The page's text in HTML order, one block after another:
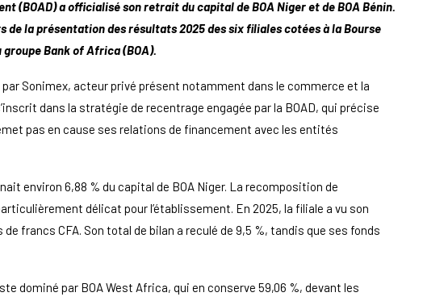
(BOAD) a officialisé son retrait du capital de BOA Niger et de BOA Bénin.
de la présentation des résultats 2025 des six filiales cotées à la Bourse
Bank of Africa (BOA).
Sonimex, acteur privé présent notamment dans le commerce et la
dans la stratégie de recentrage engagée par la BOAD, qui précise
pas en cause ses relations de financement avec les entités
environ 6,88 % du capital de BOA Niger. La recomposition de
délicat pour l’établissement. En 2025, la filiale a vu son
francs CFA. Son total de bilan a reculé de 9,5 %, tandis que ses fonds
dominé par BOA West Africa, qui en conserve 59,06 %, devant les